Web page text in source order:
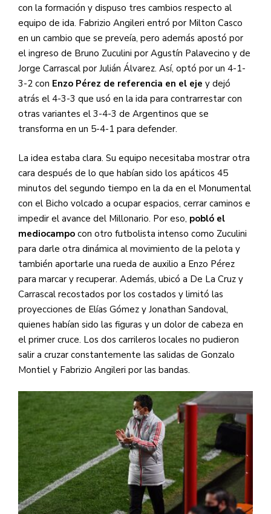
con la formación y dispuso tres cambios respecto al
equipo de ida. Fabrizio Angileri entró por Milton Casco
en un cambio que se preveía, pero además apostó por
el ingreso de Bruno Zuculini por Agustín Palavecino y de
Jorge Carrascal por Julián Álvarez. Así, optó por un 4-1-
3-2 con Enzo Pérez de referencia en el eje y dejó
atrás el 4-3-3 que usó en la ida para contrarrestar con
otras variantes el 3-4-3 de Argentinos que se
transforma en un 5-4-1 para defender.
La idea estaba clara. Su equipo necesitaba mostrar otra
cara después de lo que habían sido los apáticos 45
minutos del segundo tiempo en la da en el Monumental
con el Bicho volcado a ocupar espacios, cerrar caminos e
impedir el avance del Millonario. Por eso, pobló el
mediocampo con otro futbolista intenso como Zuculini
para darle otra dinámica al movimiento de la pelota y
también aportarle una rueda de auxilio a Enzo Pérez
para marcar y recuperar. Además, ubicó a De La Cruz y
Carrascal recostados por los costados y limitó las
proyecciones de Elías Gómez y Jonathan Sandoval,
quienes habían sido las figuras y un dolor de cabeza en
el primer cruce. Los dos carrileros locales no pudieron
salir a cruzar constantemente las salidas de Gonzalo
Montiel y Fabrizio Angileri por las bandas.